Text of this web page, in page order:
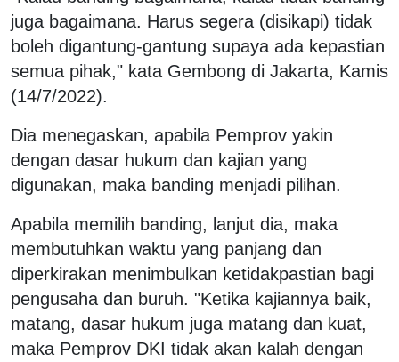
juga bagaimana. Harus segera (disikapi) tidak
boleh digantung-gantung supaya ada kepastian
semua pihak," kata Gembong di Jakarta, Kamis
(14/7/2022).
Dia menegaskan, apabila Pemprov yakin
dengan dasar hukum dan kajian yang
digunakan, maka banding menjadi pilihan.
Apabila memilih banding, lanjut dia, maka
membutuhkan waktu yang panjang dan
diperkirakan menimbulkan ketidakpastian bagi
pengusaha dan buruh. "Ketika kajiannya baik,
matang, dasar hukum juga matang dan kuat,
maka Pemprov DKI tidak akan kalah dengan